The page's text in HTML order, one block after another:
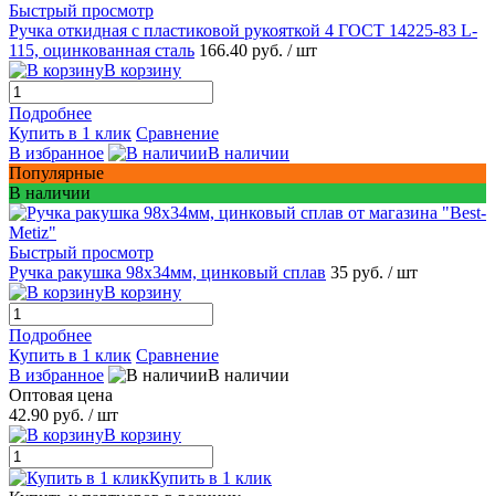
Быстрый просмотр
Ручка откидная с пластиковой рукояткой 4 ГОСТ 14225-83 L-
115, оцинкованная сталь 166.40 руб. / шт
В корзину
Подробнее
Купить в 1 клик Сравнение
В избранное
В наличии
Популярные
В наличии
Быстрый просмотр
Ручка ракушка 98x34мм, цинковый сплав 35 руб. / шт
В корзину
Подробнее
Купить в 1 клик Сравнение
В избранное
В наличии
Оптовая цена
42.90 руб. / шт
В корзину
Купить в 1 клик